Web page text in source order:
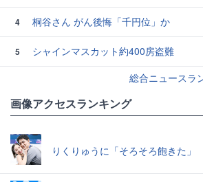
4 桐谷さん がん後悔「千円位」か
5
シャインマスカット約400房盗難
総合ニュースラ
画像アクセスランキング
りくりゅうに「そろそろ飽きた」